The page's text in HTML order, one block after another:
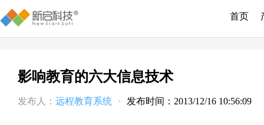
首页
影响教育的六大信息技术
发布人： 远程教育系统 · 发布时间：2013/12/16 10:56:09